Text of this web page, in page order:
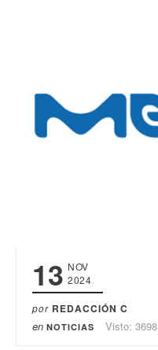
13 NOV
2024
por REDACCIÓN C
en NOTICIAS Visto: 3698